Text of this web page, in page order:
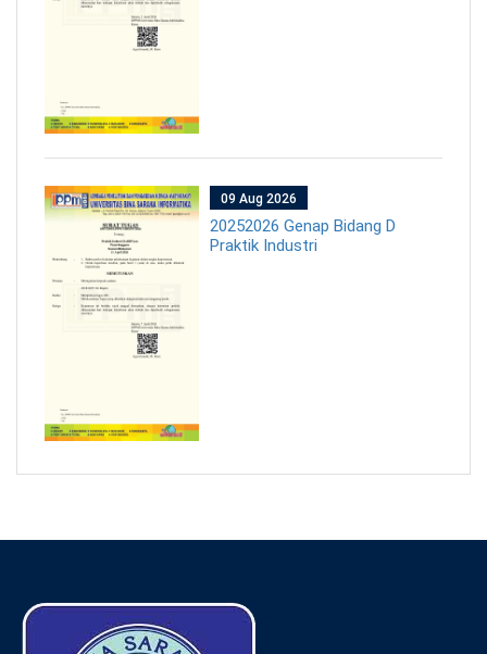
09 Aug 2026
20252026 Genap Bidang D
Praktik Industri